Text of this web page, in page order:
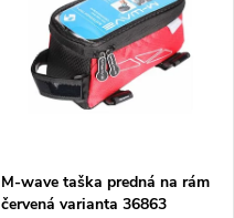
M-wave taška predná na rám
červená varianta 36863